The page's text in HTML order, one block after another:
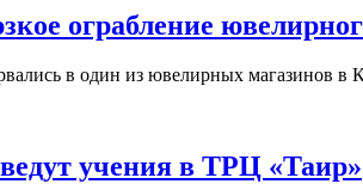
ограбление
в один из ювелирных магазинов
учения в ТРЦ «Таир»